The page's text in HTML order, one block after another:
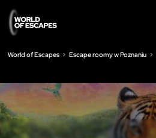
World of Escapes Escape roomy w Poznaniu